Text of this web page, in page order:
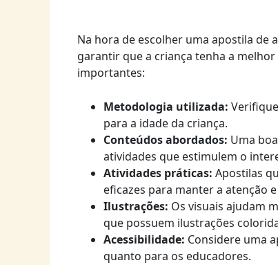
Na hora de escolher uma apostila de
garantir que a criança tenha a
importantes:
Metodologia utilizada:
para a idade da criança.
Conteúdos abordados: Uma
atividades que estimulem o
Atividades práticas: Apostilas
eficazes para manter a atenção
Ilustrações: Os visuais ajudam
que possuem ilustrações
Acessibilidade: Considere uma
quanto para os educadores.